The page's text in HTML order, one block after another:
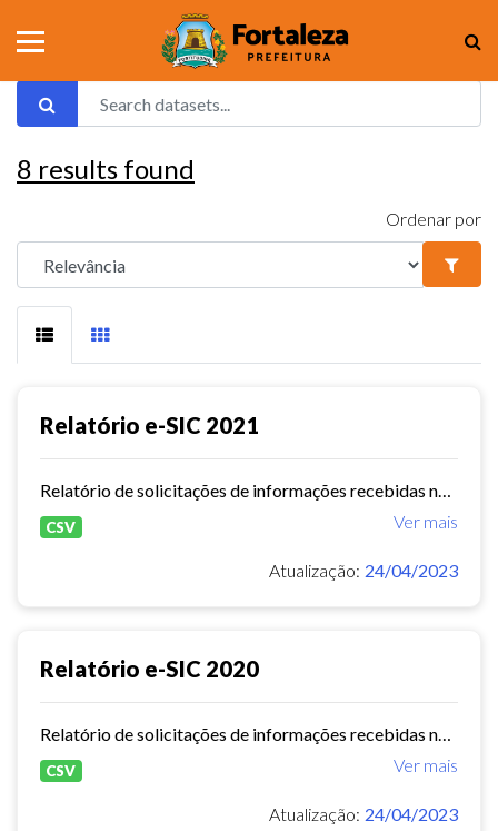
8 results found
Ordenar por
Relatório e-SIC 2021
Ver mais
CSV
Atualização: 24/04/2023
Relatório e-SIC 2020
Ver mais
CSV
Atualização: 24/04/2023